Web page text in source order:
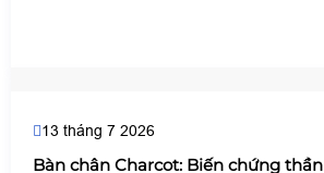
13 tháng 7 2026
Bàn chân Charcot: Biến chứng